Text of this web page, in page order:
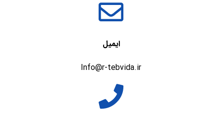
ایمیل
Info@r-tebvida.ir